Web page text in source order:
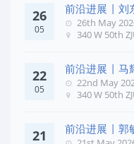
26
05
前沿进展 | 刘
26th May
340 W 50th
22
05
前沿进展 | 马
几何相位
22nd May
340 W 50th
21
前沿进展 | 郭
Commun